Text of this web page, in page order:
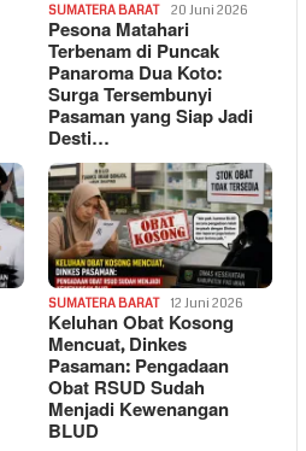
SUMATERA BARAT 20 Juni 2026
Pesona Matahari
Terbenam di Puncak
Panaroma Dua Koto:
Surga Tersembunyi
Pasaman yang Siap Jadi
Desti…
SUMATERA BARAT 12 Juni 2026
Keluhan Obat Kosong
Mencuat, Dinkes
Pasaman: Pengadaan
Obat RSUD Sudah
Menjadi Kewenangan
BLUD